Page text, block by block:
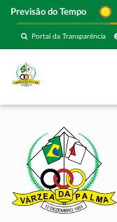
Previsão do Tempo
Portal da Transparência